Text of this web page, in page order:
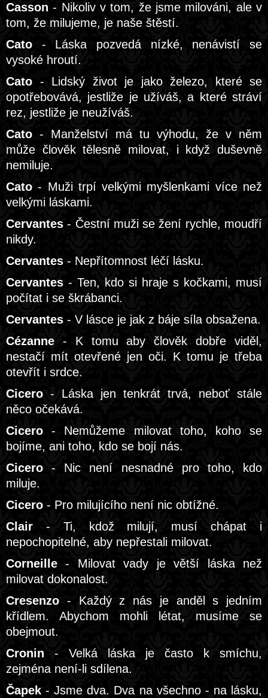
Casson - Nikoliv v tom, že jsme milováni, ale v
tom, že milujeme, je naše štěstí.
Cato - Láska pozvedá nízké, nenávistí se
vysoké hroutí.
Cato - Lidský život je jako železo, které se
opotřebovává, jestliže je užíváš, a které stráví
rez, jestliže je neužíváš.
Cato - Manželství má tu výhodu, že v něm
může člověk tělesně milovat, i když duševně
nemiluje.
Cato - Muži trpí velkými myšlenkami více než
velkými láskami.
Cervantes - Čestní muži se žení rychle, moudří
nikdy.
Cervantes - Nepřítomnost léčí lásku.
Cervantes - Ten, kdo si hraje s kočkami, musí
počítat i se škrábanci.
Cervantes - V lásce je jak z báje síla obsažena.
Cézanne - K tomu aby člověk dobře viděl,
nestačí mít otevřené jen oči. K tomu je třeba
otevřít i srdce.
Cicero - Láska jen tenkrát trvá, neboť stále
něco očekává.
Cicero - Nemůžeme milovat toho, koho se
bojíme, ani toho, kdo se bojí nás.
Cicero - Nic není nesnadné pro toho, kdo
miluje.
Cicero - Pro milujícího není nic obtížné.
Clair - Ti, kdož milují, musí chápat i
nepochopitelné, aby nepřestali milovat.
Corneille - Milovat vady je větší láska než
milovat dokonalost.
Cresenzo - Každý z nás je anděl s jedním
křídlem. Abychom mohli létat, musíme se
obejmout.
Cronin - Velká láska je často k smíchu,
zejména není-li sdílena.
Čapek - Jsme dva. Dva na všechno - na lásku,